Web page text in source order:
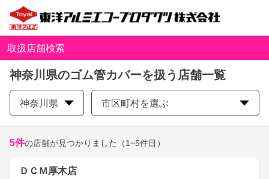
取扱店舗検索
神奈川県のゴム管カバーを扱う店舗一覧
神奈川県 市区町村を選ぶ
5件の店舗が見つかりました （1~5件目）
ＤＣＭ厚木店